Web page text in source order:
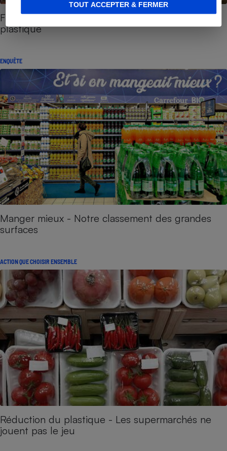
TOUT ACCEPTER & FERMER
Fruits et légumes - Pas assez de vrac, trop de
plastique
ENQUÊTE
Manger mieux - Notre classement des grandes
surfaces
ACTION QUE CHOISIR ENSEMBLE
Réduction du plastique - Les supermarchés ne
jouent pas le jeu